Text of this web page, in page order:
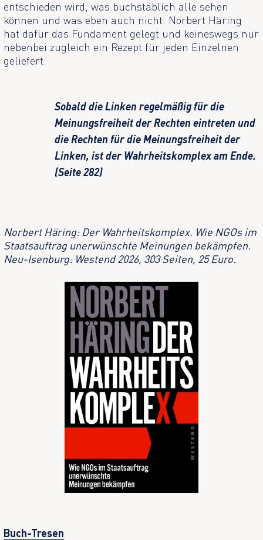
entschieden wird, was buchstäblich alle sehen
können und was eben auch nicht. Norbert Häring
hat dafür das Fundament gelegt und keineswegs nur
nebenbei zugleich ein Rezept für jeden Einzelnen
geliefert:
Sobald die Linken regelmäßig für die
Meinungsfreiheit der Rechten eintreten und
die Rechten für die Meinungsfreiheit der
Linken, ist der Wahrheitskomplex am Ende.
(Seite 282)
Norbert Häring: Der Wahrheitskomplex. Wie NGOs im
Staatsauftrag unerwünschte Meinungen bekämpfen.
Neu-Isenburg: Westend 2026, 303 Seiten, 25 Euro.
Buch-Tresen